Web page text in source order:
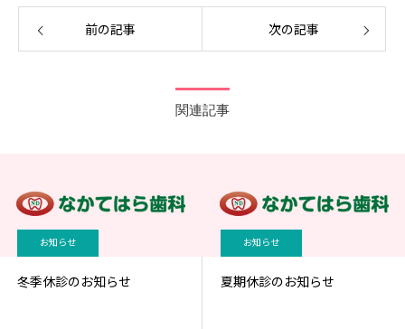
前の記事 次の記事
関連記事
お知らせ
冬季休診のお知らせ
お知らせ
夏期休診のお知らせ